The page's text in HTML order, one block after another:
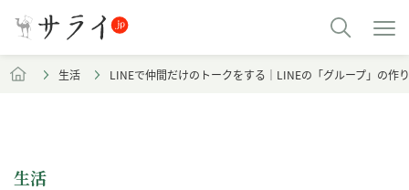
生活 LINEで仲間だけのトークをする｜LINEの「グループ」の作
生活